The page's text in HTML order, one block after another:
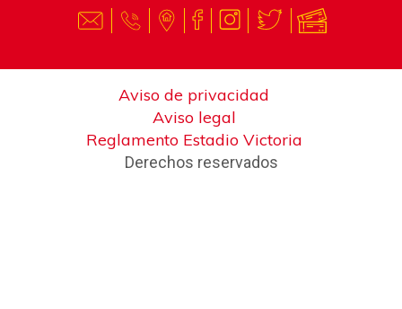
Aviso de privacidad
Aviso legal
Reglamento Estadio Victoria
Derechos reservados